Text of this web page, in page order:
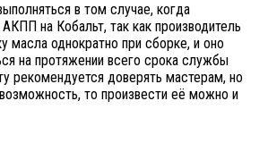
в том случае, когда
на Кобальт, так как производитель
масла однократно при сборке, и оно
на протяжении всего срока службы
рекомендуется доверять мастерам, но
то произвести её можно и